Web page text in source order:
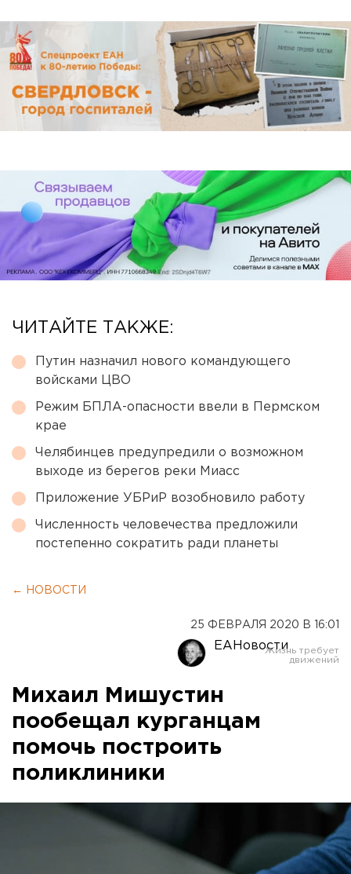
ЧИТАЙТЕ ТАКЖЕ:
Путин назначил нового командующего
войсками ЦВО
Режим БПЛА-опасности ввели в Пермском
крае
Челябинцев предупредили о возможном
выходе из берегов реки Миасс
Приложение УБРиР возобновило работу
Численность человечества предложили
постепенно сократить ради планеты
← НОВОСТИ
25 ФЕВРАЛЯ 2020 В 16:01
ЕАНовости
Михаил Мишустин
пообещал курганцам
помочь построить
поликлиники